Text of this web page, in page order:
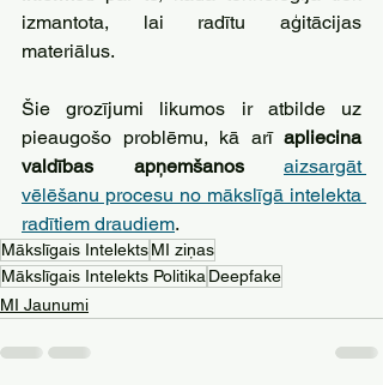
izmantota, lai radītu aģitācijas
materiālus.
Šie grozījumi likumos ir atbilde uz
pieaugošo problēmu, kā arī apliecina
valdības apņemšanos
aizsargāt
vēlēšanu procesu no mākslīgā intelekta
radītiem draudiem.
Mākslīgais IntelektsMI ziņas
Mākslīgais Intelekts Politika Deepfake
MI Jaunumi